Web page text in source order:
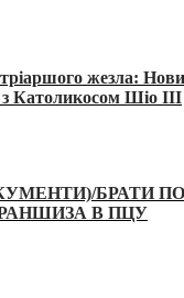
жезла:
з Католикосом Шіо III
БРАТИ ПО
В ПЦУ